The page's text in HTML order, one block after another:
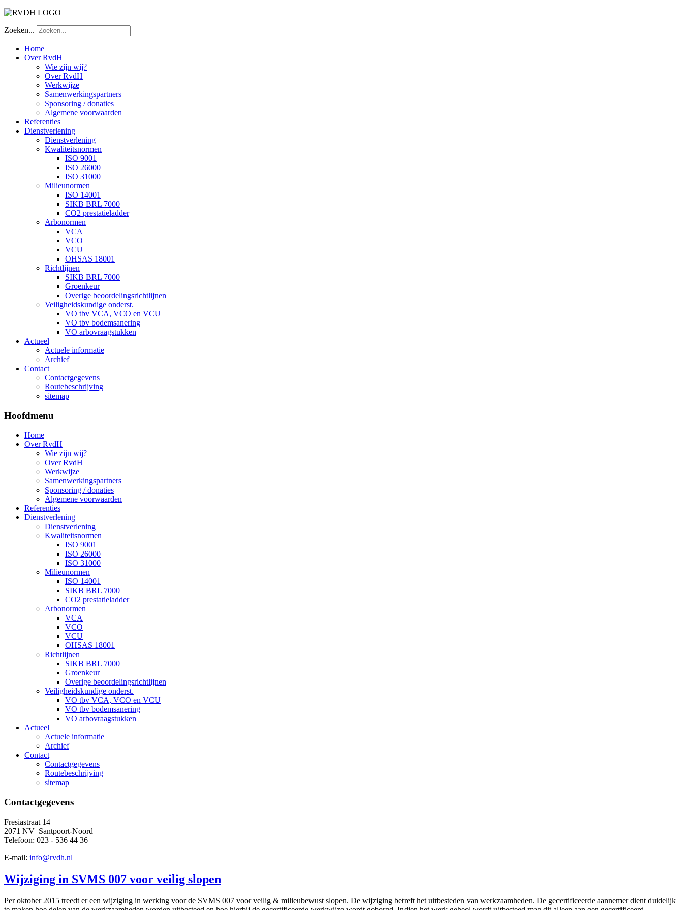
Zoeken...
Home
Over RvdH
Wie zijn wij?
Over RvdH
Werkwijze
Samenwerkingspartners
Sponsoring / donaties
Algemene voorwaarden
Referenties
Dienstverlening
Dienstverlening
Kwaliteitsnormen
ISO 9001
ISO 26000
ISO 31000
Milieunormen
ISO 14001
SIKB BRL 7000
CO2 prestatieladder
Arbonormen
VCA
VCO
VCU
OHSAS 18001
Richtlijnen
SIKB BRL 7000
Groenkeur
Overige beoordelingsrichtlijnen
Veiligheidskundige onderst.
VO tbv VCA, VCO en VCU
VO tbv bodemsanering
VO arbovraagstukken
Actueel
Actuele informatie
Archief
Contact
Contactgegevens
Routebeschrijving
sitemap
Hoofdmenu
Home
Over RvdH
Wie zijn wij?
Over RvdH
Werkwijze
Samenwerkingspartners
Sponsoring / donaties
Algemene voorwaarden
Referenties
Dienstverlening
Dienstverlening
Kwaliteitsnormen
ISO 9001
ISO 26000
ISO 31000
Milieunormen
ISO 14001
SIKB BRL 7000
CO2 prestatieladder
Arbonormen
VCA
VCO
VCU
OHSAS 18001
Richtlijnen
SIKB BRL 7000
Groenkeur
Overige beoordelingsrichtlijnen
Veiligheidskundige onderst.
VO tbv VCA, VCO en VCU
VO tbv bodemsanering
VO arbovraagstukken
Actueel
Actuele informatie
Archief
Contact
Contactgegevens
Routebeschrijving
sitemap
Contactgegevens
Fresiastraat 14
2071 NV Santpoort-Noord
Telefoon: 023 - 536 44 36
E-mail: info@rvdh.nl
Wijziging in SVMS 007 voor veilig slopen
Per oktober 2015 treedt er een wijziging in werking voor de SVMS 007 voor veilig & milieubewust slopen. De wijziging betreft het uitbesteden van werkzaamheden. De gecertificeerde aannemer dient duidelijk